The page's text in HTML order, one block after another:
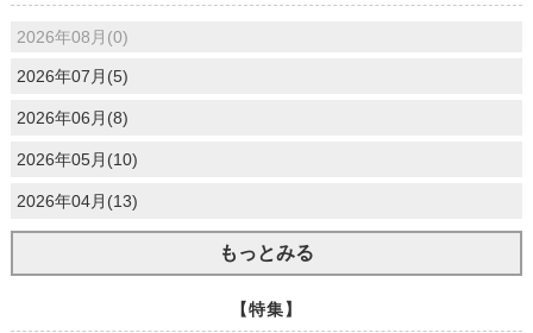
2026年08月(0)
2026年07月(5)
2026年06月(8)
2026年05月(10)
2026年04月(13)
もっとみる
【特集】